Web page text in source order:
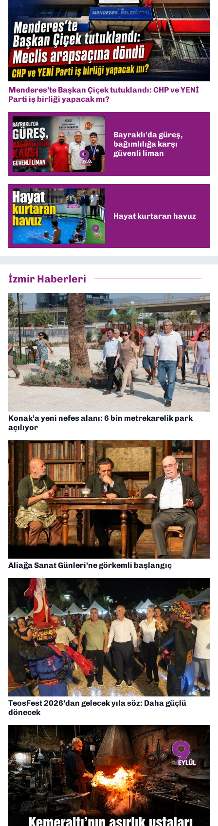
Menderes’te Başkan Çiçek tutuklandı: CHP ve YENİ
Parti iş birliği yapacak mı?
Bayraklı’da güreş,
bağımlılığa karşı
güvenli liman
Hayat kurtaran havuz
İzmir Haberleri
Konak’a yeni nefes alanı: 6 bin metrekarelik park
açılıyor
Aliağa Sanat Günleri’ne görkemli başlangıç
TeosFest 2026’dan gelecek yıla söz: Daha güçlü
dönecek